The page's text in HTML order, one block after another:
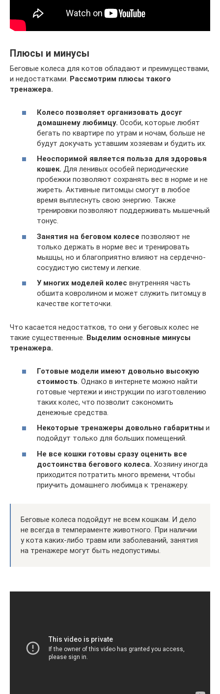
Плюсы и минусы
Беговые колеса для котов обладают и преимуществами,
и недостатками. Рассмотрим плюсы такого
тренажера.
Колесо позволяет организовать досуг
домашнему любимцу. Особи, которые любят
бегать по квартире по утрам и ночам, больше не
будут докучать уставшим хозяевам и будить их.
Неоспоримой является польза для здоровья
кошек. Для ленивых особей периодические
пробежки позволяют сохранять вес в норме и не
жиреть. Активные питомцы смогут в любое
время выплеснуть свою энергию. Также
тренировки позволяют поддерживать мышечный
тонус.
Занятия на беговом колесе позволяют не
только держать в норме вес и тренировать
мышцы, но и благоприятно влияют на сердечно-
сосудистую систему и легкие.
У многих моделей колес внутренняя часть
обшита ковролином и может служить питомцу в
качестве когтеточки.
Что касается недостатков, то они у беговых колес не
такие существенные. Выделим основные минусы
тренажера.
Готовые модели имеют довольно высокую
стоимость . Однако в интернете можно найти
готовые чертежи и инструкции по изготовлению
таких колес, что позволит сэкономить
денежные средства.
Некоторые тренажеры довольно габаритны и
подойдут только для больших помещений.
Не все кошки готовы сразу оценить все
достоинства бегового колеса. Хозяину иногда
приходится потратить много времени, чтобы
приучить домашнего любимца к тренажеру.
Беговые колеса подойдут не всем кошкам. И дело
не всегда в темпераменте животного. При наличии
у кота каких-либо травм или заболеваний, занятия
на тренажере могут быть недопустимы.